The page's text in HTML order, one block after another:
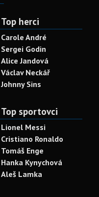
Top herci
Carole André
Sergei Godin
Alice Jandová
Václav Neckář
Johnny Sins
Top sportovci
Lionel Messi
Cristiano Ronaldo
Tomáš Enge
Hanka Kynychová
Aleš Lamka